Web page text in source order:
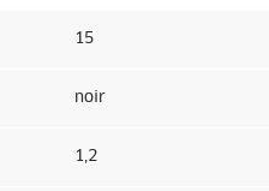
15
noir
1,2